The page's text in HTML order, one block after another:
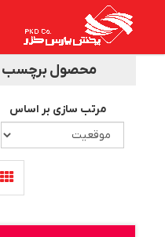
محصول برچسب
مرتب سازی بر اساس